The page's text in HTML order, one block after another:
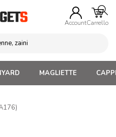
AccountCarrello
MAGLIETTE